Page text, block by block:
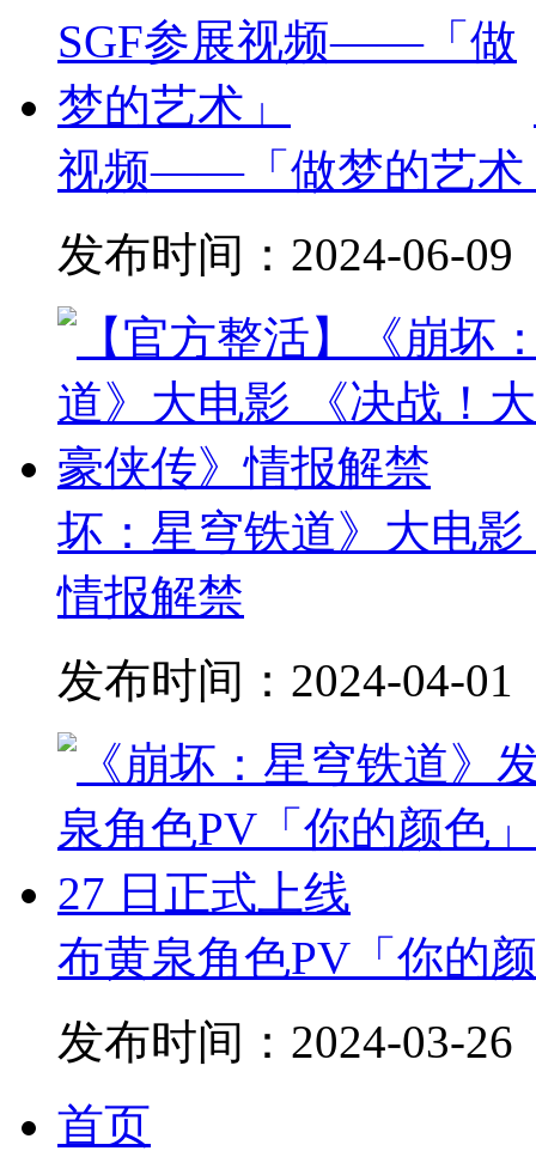
视频——「做梦的艺术
发布时间： 2024-06-09
坏：星穹铁道》大电
情报解禁
发布时间： 2024-04-01
布黄泉角色PV「你的
发布时间： 2024-03-26
首页